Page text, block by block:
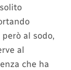
al sodo,
al
che ha